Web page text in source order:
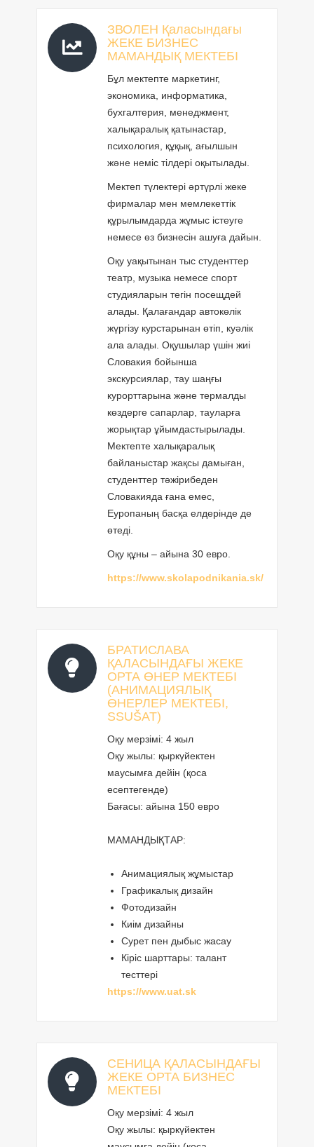
ЗВОЛЕН Қаласындағы
ЖЕКЕ БИЗНЕС
МАМАНДЫҚ МЕКТЕБІ
Бұл мектепте маркетинг,
экономика, информатика,
бухгалтерия, менеджмент,
халықаралық қатынастар,
психология, құқық, ағылшын
және неміс тілдері оқытылады.
Мектеп түлектері әртүрлі жеке
фирмалар мен мемлекеттік
құрылымдарда жұмыс істеуге
немесе өз бизнесін ашуға дайын.
Оқу уақытынан тыс студенттер
театр, музыка немесе спорт
студияларын тегін посещдей
алады. Қалағандар автокөлік
жүргізу курстарынан өтіп, куәлік
ала алады. Оқушылар үшін жиі
Словакия бойынша
экскурсиялар, тау шаңғы
курорттарына және термалды
көздерге сапарлар, тауларға
жорықтар ұйымдастырылады.
Мектепте халықаралық
байланыстар жақсы дамыған,
студенттер тәжірибеден
Словакияда ғана емес,
Еуропаның басқа елдерінде де
өтеді.
Оқу құны – айына 30 евро.
https://www.skolapodnikania.sk/
БРАТИСЛАВА
ҚАЛАСЫНДАҒЫ ЖЕКЕ
ОРТА ӨНЕР МЕКТЕБІ
(АНИМАЦИЯЛЫҚ
ӨНЕРЛЕР МЕКТЕБІ,
SSUŠAT)
Оқу мерзімі: 4 жыл
Оқу жылы: қыркүйектен
маусымға дейін (қоса
есептегенде)
Бағасы: айына 150 евро
МАМАНДЫҚТАР:
Анимациялық жұмыстар
Графикалық дизайн
Фотодизайн
Киім дизайны
Сурет пен дыбыс жасау
Кіріс шарттары: талант
тесттері
https://www.uat.sk
СЕНИЦА ҚАЛАСЫНДАҒЫ
ЖЕКЕ ОРТА БИЗНЕС
МЕКТЕБІ
Оқу мерзімі: 4 жыл
Оқу жылы: қыркүйектен